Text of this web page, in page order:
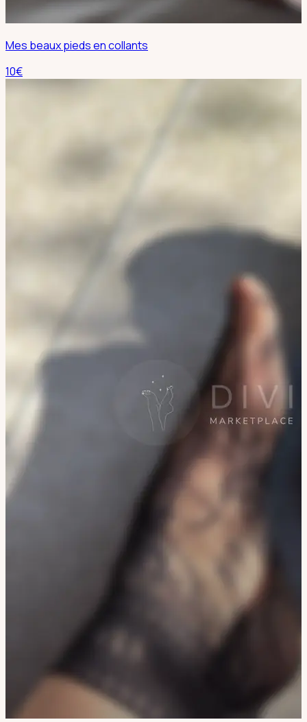
Mes beaux pieds en collants
10€